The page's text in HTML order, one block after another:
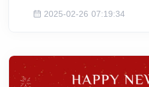
态、备考策略以及加拿大
2025-02-26 07:19:34